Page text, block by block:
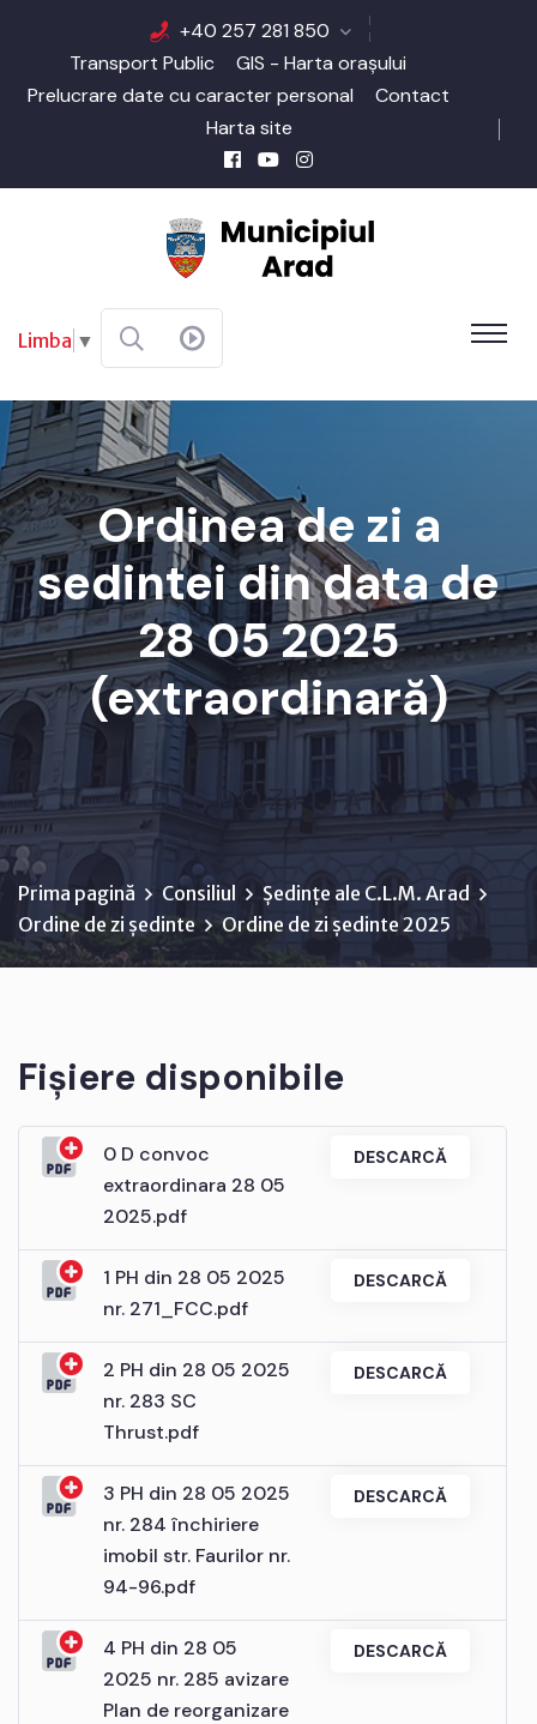
+40 257 281 850
Transport Public
GIS - Harta orașului
Prelucrare date cu caracter personal
Contact
Harta site
Limba ▼
Ordinea de zi a
sedintei din data de
28 05 2025
(extraordinară)
D I S P O Z I Ţ I A ...
Prima pagină Consiliul
Ședințe ale C.L.M. Arad
Ordine de zi ședinte
Ordine de zi ședinte 2025
Fișiere disponibile
0 D convoc
extraordinara 28 05
2025.pdf
DESCARCĂ
1 PH din 28 05 2025
nr. 271_FCC.pdf
DESCARCĂ
2 PH din 28 05 2025
nr. 283 SC
Thrust.pdf
DESCARCĂ
3 PH din 28 05 2025
nr. 284 închiriere
imobil str. Faurilor nr.
94-96.pdf
DESCARCĂ
4 PH din 28 05
2025 nr. 285 avizare
Plan de reorganizare
DESCARCĂ